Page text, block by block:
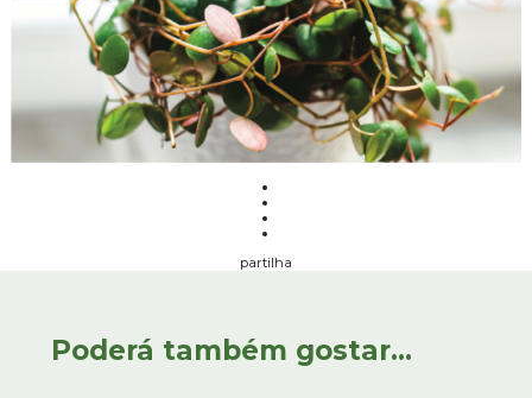
partilha
Poderá também gostar...